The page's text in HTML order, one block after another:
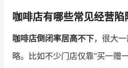
咖啡店有哪些常见经营陷
咖啡店倒闭率居高不下，很大
略。比如不少门店仅靠“买一赠